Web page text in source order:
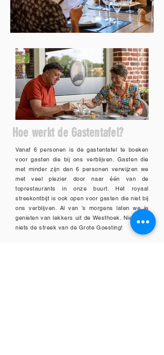
Hoe werkt de Gastentafel?
Vanaf 6 personen is de gastentafel te boeken
voor gasten die bij ons verblijven. Gasten die
met minder zijn dan 6 personen verwijzen we
met veel plezier door naar één van de
toprestaurants in onze buurt. Het royaal
streekontbijt is ook open voor gasten die niet bij
ons verblijven. Al van ’s morgens laten we je
genieten van lekkers uit de Westhoek. Niet voor
niets de streek van de Grote Goesting!